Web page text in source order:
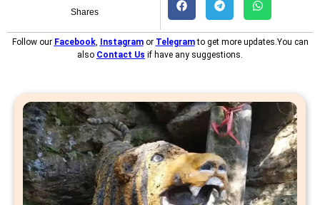
Shares
Follow our Facebook, Instagramor Telegramto get more updates.You can
also Contact Us if have any suggestions.